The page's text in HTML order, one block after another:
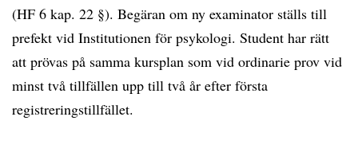
(HF 6 kap. 22 §). Begäran om ny examinator ställs till
prefekt vid Institutionen för psykologi. Student har rätt
att prövas på samma kursplan som vid ordinarie prov vid
minst två tillfällen upp till två år efter första
registreringstillfället.